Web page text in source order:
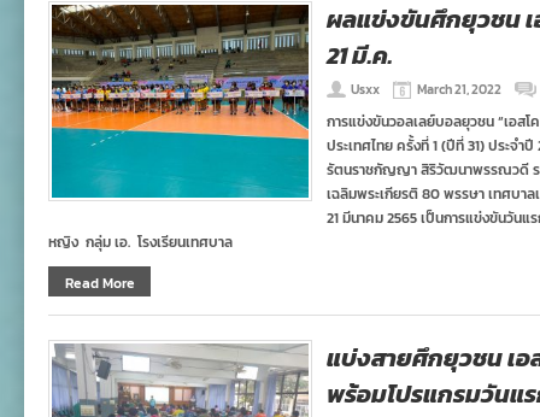
ผลแข่งขันศึกยุวชน เ
21 มี.ค.
Usxx March 21, 2022
การแข่งขันวอลเลย์บอลยุวชน “เอสโ
ประเทศไทย ครั้งที่ 1 (ปีที่ 31) ประจ
รัตนราชกัญญา สิริวัฒนาพรรณวดี ร
เฉลิมพระเกียรติ 80 พรรษา เทศบา
21 มีนาคม 2565 เป็นการแข่งขันวัน
หญิง กลุ่ม เอ. โรงเรียนเทศบาล
Read More
แบ่งสายศึกยุวชน เอ
พร้อมโปรแกรมวันแ